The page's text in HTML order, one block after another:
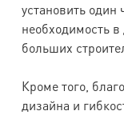
установить один
необходимость
больших
Кроме того,
дизайна и